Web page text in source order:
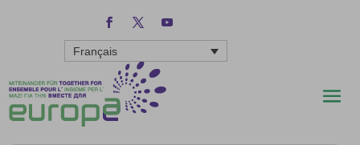
Français